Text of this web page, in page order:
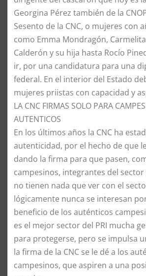
Georgina Pérez también de la
Sesento de la CNC, o mujeres con
como Emma Mondragón,
Calderón y su hija hasta Rocío
ir, por una candidatura para una
federal. En el interior del Estado
mujeres priistas con capacidad y
​LA CNC FIRMAS SOLO PARA
AUTENTICOS
​En los últimos años la CNC ha
autenticidad, por el hecho de que
dando la firma para que pasen,
campesinos, integrantes del
no tienen nada que ver con el
lógicamente nunca se interesan
beneficio de los auténticos
es el mejor sector del PRI mucha
para protegerse, pero se impulsa
la firma de la CNC se le dé a los
campesinos, que aspiren a una